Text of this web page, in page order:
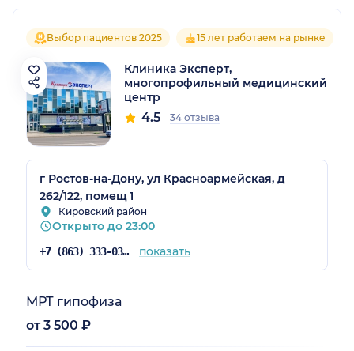
Выбор пациентов 2025 15 лет работаем на рынке
Клиника Эксперт,
многопрофильный медицинский
центр
4.5 34 отзыва
г Ростов-на-Дону, ул Красноармейская, д
262/122, помещ 1
Кировский район
Открыто до 23:00
+7 (863) 333-03-93 показать
МРТ гипофиза
от 3 500 ₽